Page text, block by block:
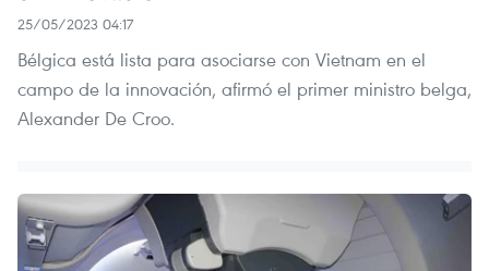
25/05/2023 04:17
Bélgica está lista para asociarse con Vietnam en el
campo de la innovación, afirmó el primer ministro belga,
Alexander De Croo.